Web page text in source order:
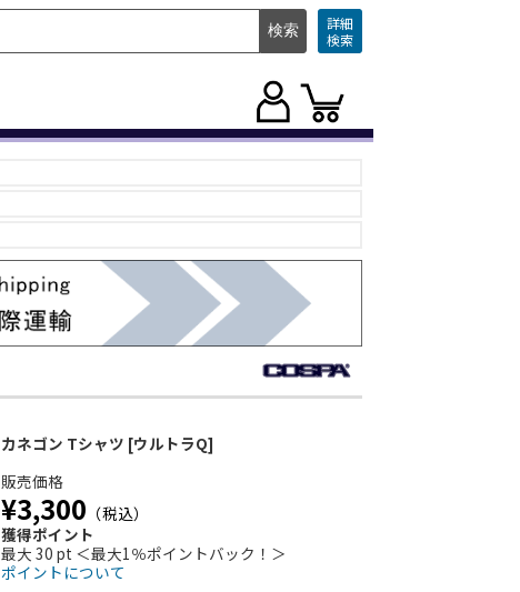
詳細
検索
カネゴン Tシャツ [ウルトラQ]
販売価格
¥3,300 （税込）
獲得ポイント
最大 30 pt ＜最大1％ポイントバック！＞
ポイントについて